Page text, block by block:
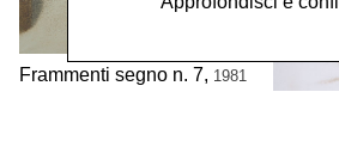
Frammenti segno n. 7, 1981